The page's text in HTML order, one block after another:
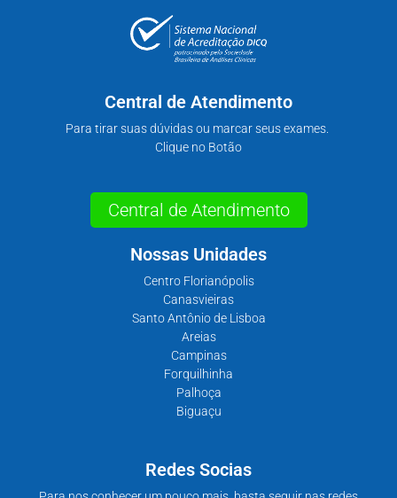
Central de Atendimento
Para tirar suas dúvidas ou marcar seus exames.
Clique no Botão
Central de Atendimento
Nossas Unidades
Centro Florianópolis
Canasvieiras
Santo Antônio de Lisboa
Areias
Campinas
Forquilhinha
Palhoça
Biguaçu
Redes Socias